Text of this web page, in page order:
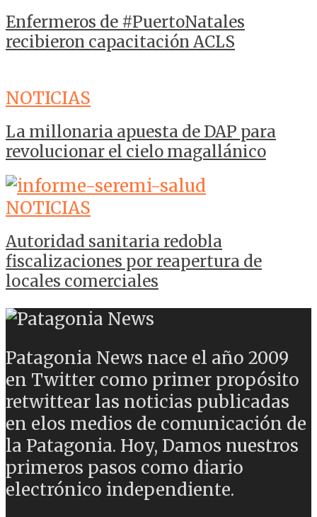
Enfermeros de #PuertoNatales
recibieron capacitación ACLS
NOTICIAS
La millonaria apuesta de DAP para
revolucionar el cielo magallánico
NOTICIAS
Autoridad sanitaria redobla
fiscalizaciones por reapertura de
locales comerciales
Patagonia News nace el año 2009
en Twitter como primer propósito
retwittear las noticias publicadas
en elos medios de comunicación de
la Patagonia. Hoy, Damos nuestros
primeros pasos como diario
electrónico independiente.